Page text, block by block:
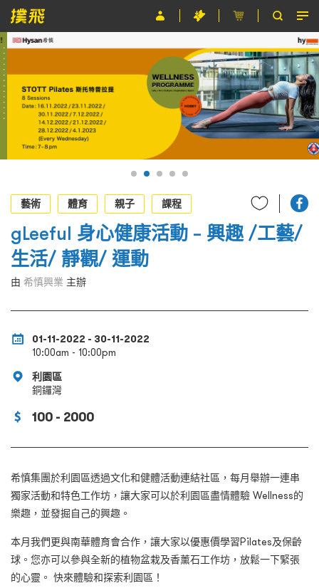
節目
主辦單位
關於撲飛
條款及細則
藝術
體育 親子 課程
gLeeful 身心健康活動 – 興趣 /工藝/
生活/ 靜觀/ 運動
由 希慎興業 主辦
01-11-2022 - 30-11-2022
10:00am - 10:00pm
利園區
銅鑼灣
100 - 2000
希慎集團於利園區透過文化和健體活動連結社區，每月舉辦一連串
獨家活動和特色工作坊，讓大家可以於利園區盡情體驗 Wellness的
樂趣，並發掘自己的興趣。
本月我們更與南華體育會合作，讓大家以優惠價學習Pilates及保齡
球。您亦可以參與全新的植物盆栽及香薰石工作坊，放鬆一下緊張
的心靈。 快來體驗和探索利園區！